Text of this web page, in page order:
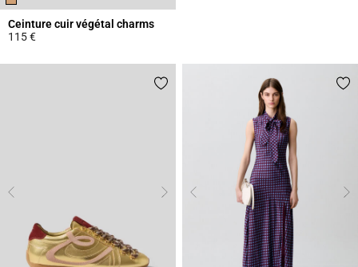
Ceinture cuir végétal charms
115 €